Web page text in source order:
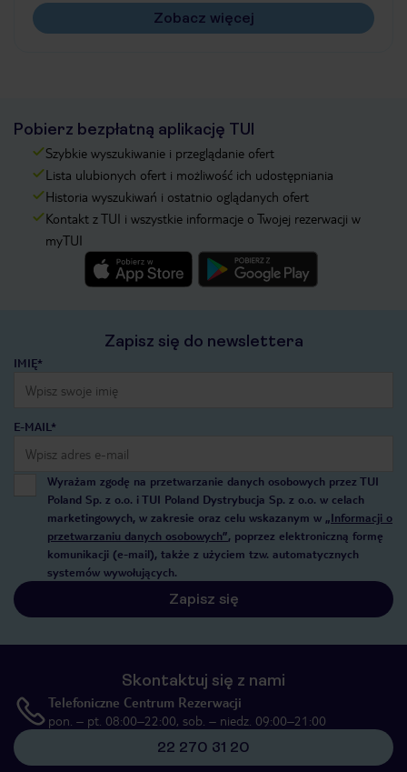
Zobacz więcej
Pobierz bezpłatną aplikację TUI
Szybkie wyszukiwanie i przeglądanie ofert
Lista ulubionych ofert i możliwość ich udostępniania
Historia wyszukiwań i ostatnio oglądanych ofert
Kontakt z TUI i wszystkie informacje o Twojej rezerwacji w
myTUI
Zapisz się do newslettera
IMIĘ*
E-MAIL*
Wyrażam zgodę na przetwarzanie danych osobowych przez TUI
Poland Sp. z o.o. i TUI Poland Dystrybucja Sp. z o.o. w celach
marketingowych, w zakresie oraz celu wskazanym w „Informacji o
przetwarzaniu danych osobowych”, poprzez elektroniczną formę
komunikacji (e-mail), także z użyciem tzw. automatycznych
systemów wywołujących.
Zapisz się
Skontaktuj się z nami
Telefoniczne Centrum Rezerwacji
pon. – pt. 08:00–22:00, sob. – niedz. 09:00–21:00
22 270 31 20